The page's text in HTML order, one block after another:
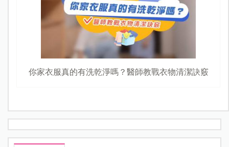
你家衣服真的有洗乾淨嗎？醫師教戰衣物清潔訣竅